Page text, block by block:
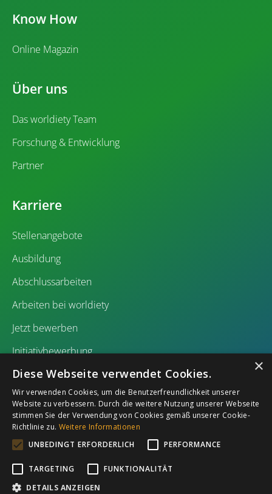
Know How
Online Magazin
Über uns
Das worldiety Team
Forschung & Entwicklung
Partner
Karriere
Stellenangebote
Ausbildung
Abschlussarbeiten
Arbeiten bei worldiety
Jetzt bewerben
Initiativbewerbung
Impressum Datenschutz
×
Diese Webseite verwendet Cookies.
Wir verwenden Cookies, um die Benutzerfreundlichkeit unserer
Website zu verbessern. Durch die weitere Nutzung unserer Webseite
stimmen Sie der Verwendung von Cookies gemäß unserer Cookie-
Richtlinie zu. Weitere Informationen
UNBEDINGT ERFORDERLICH
PERFORMANCE
TARGETING
FUNKTIONALITÄT
DETAILS ANZEIGEN